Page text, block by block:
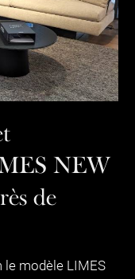
NEW
de
modèle LIMES